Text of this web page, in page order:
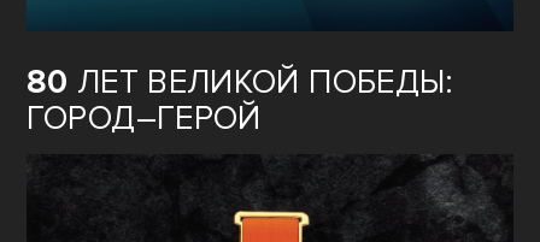
80 ЛЕТ ВЕЛИКОЙ ПОБЕДЫ:
ГОРОД–ГЕРОЙ